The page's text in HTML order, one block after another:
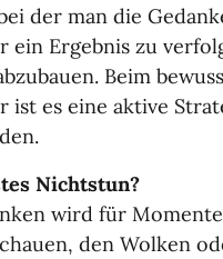
der man die
ein Ergebnis zu
Beim
ist es eine aktive
Nichtstun?
wird für
den Wolken